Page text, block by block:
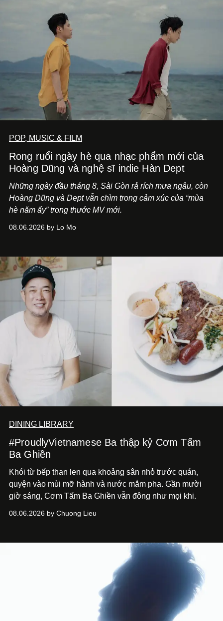
POP, MUSIC & FILM
Rong ruổi ngày hè qua nhạc phẩm mới của
Hoàng Dũng và nghệ sĩ indie Hàn Dept
Những ngày đầu tháng 8, Sài Gòn rả rích mưa ngâu, còn
Hoàng Dũng và Dept vẫn chìm trong cảm xúc của “mùa
hè năm ấy” trong thước MV mới.
08.06.2026 by Lo Mo
DINING LIBRARY
#ProudlyVietnamese Ba thập kỷ Cơm Tấm
Ba Ghiền
Khói từ bếp than len qua khoảng sân nhỏ trước quán,
quyện vào mùi mỡ hành và nước mắm pha. Gần mười
giờ sáng, Cơm Tấm Ba Ghiền vẫn đông như mọi khi.
08.06.2026 by Chuong Lieu